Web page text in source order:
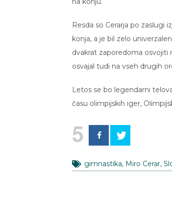
Resda so Cerarja po zaslugi
konja, a je bil zelo
dvakrat zaporedoma osvojiti
osvajal tudi na vseh drugih
Letos se bo legendarni
času olimpijskih iger,
5
gimnastika, Miro Cerar,